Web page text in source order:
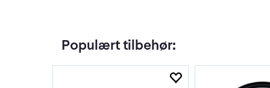
Populært tilbehør: